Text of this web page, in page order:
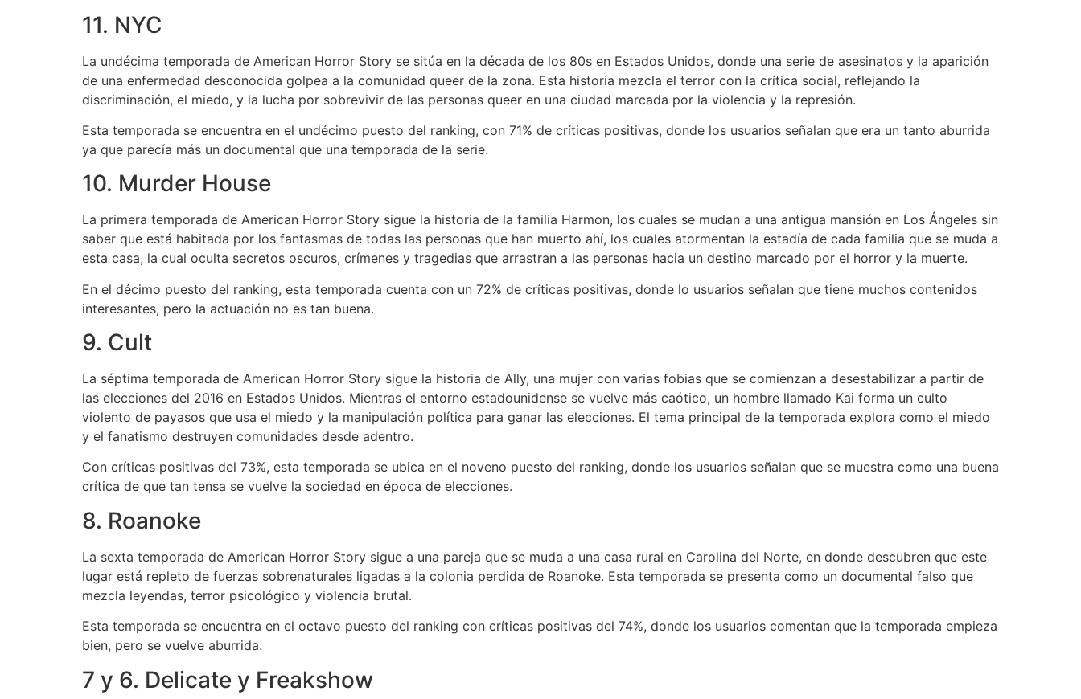
11. NYC
La undécima temporada de American Horror Story se sitúa en la década de los 80s en Estados Unidos, donde una serie de asesinatos y la aparición
de una enfermedad desconocida golpea a la comunidad queer de la zona. Esta historia mezcla el terror con la crítica social, reflejando la
discriminación, el miedo, y la lucha por sobrevivir de las personas queer en una ciudad marcada por la violencia y la represión.
Esta temporada se encuentra en el undécimo puesto del ranking, con 71% de críticas positivas, donde los usuarios señalan que era un tanto aburrida
ya que parecía más un documental que una temporada de la serie.
10. Murder House
La primera temporada de American Horror Story sigue la historia de la familia Harmon, los cuales se mudan a una antigua mansión en Los Ángeles sin
saber que está habitada por los fantasmas de todas las personas que han muerto ahí, los cuales atormentan la estadía de cada familia que se muda a
esta casa, la cual oculta secretos oscuros, crímenes y tragedias que arrastran a las personas hacia un destino marcado por el horror y la muerte.
En el décimo puesto del ranking, esta temporada cuenta con un 72% de críticas positivas, donde lo usuarios señalan que tiene muchos contenidos
interesantes, pero la actuación no es tan buena.
9. Cult
La séptima temporada de American Horror Story sigue la historia de Ally, una mujer con varias fobias que se comienzan a desestabilizar a partir de
las elecciones del 2016 en Estados Unidos. Mientras el entorno estadounidense se vuelve más caótico, un hombre llamado Kai forma un culto
violento de payasos que usa el miedo y la manipulación política para ganar las elecciones. El tema principal de la temporada explora como el miedo
y el fanatismo destruyen comunidades desde adentro.
Con críticas positivas del 73%, esta temporada se ubica en el noveno puesto del ranking, donde los usuarios señalan que se muestra como una buena
crítica de que tan tensa se vuelve la sociedad en época de elecciones.
8. Roanoke
La sexta temporada de American Horror Story sigue a una pareja que se muda a una casa rural en Carolina del Norte, en donde descubren que este
lugar está repleto de fuerzas sobrenaturales ligadas a la colonia perdida de Roanoke. Esta temporada se presenta como un documental falso que
mezcla leyendas, terror psicológico y violencia brutal.
Esta temporada se encuentra en el octavo puesto del ranking con críticas positivas del 74%, donde los usuarios comentan que la temporada empieza
bien, pero se vuelve aburrida.
7 y 6. Delicate y Freakshow